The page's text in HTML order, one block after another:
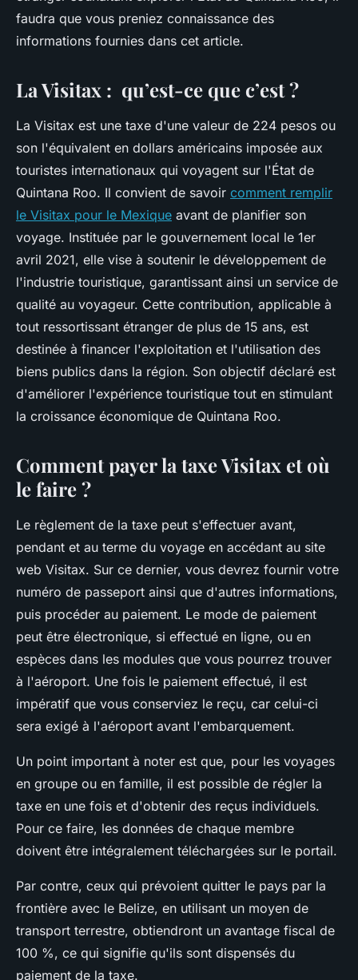
faudra que vous preniez connaissance des
informations fournies dans cet article.
La Visitax : qu’est-ce que c’est ?
La Visitax est une taxe d'une valeur de 224 pesos ou
son l'équivalent en dollars américains imposée aux
touristes internationaux qui voyagent sur l'État de
Quintana Roo. Il convient de savoir comment remplir
le Visitax pour le Mexique avant de planifier son
voyage. Instituée par le gouvernement local le 1er
avril 2021, elle vise à soutenir le développement de
l'industrie touristique, garantissant ainsi un service de
qualité au voyageur. Cette contribution, applicable à
tout ressortissant étranger de plus de 15 ans, est
destinée à financer l'exploitation et l'utilisation des
biens publics dans la région. Son objectif déclaré est
d'améliorer l'expérience touristique tout en stimulant
la croissance économique de Quintana Roo.
Comment payer la taxe Visitax et où
le faire ?
Le règlement de la taxe peut s'effectuer avant,
pendant et au terme du voyage en accédant au site
web Visitax. Sur ce dernier, vous devrez fournir votre
numéro de passeport ainsi que d'autres informations,
puis procéder au paiement. Le mode de paiement
peut être électronique, si effectué en ligne, ou en
espèces dans les modules que vous pourrez trouver
à l'aéroport. Une fois le paiement effectué, il est
impératif que vous conserviez le reçu, car celui-ci
sera exigé à l'aéroport avant l'embarquement.
Un point important à noter est que, pour les voyages
en groupe ou en famille, il est possible de régler la
taxe en une fois et d'obtenir des reçus individuels.
Pour ce faire, les données de chaque membre
doivent être intégralement téléchargées sur le portail.
Par contre, ceux qui prévoient quitter le pays par la
frontière avec le Belize, en utilisant un moyen de
transport terrestre, obtiendront un avantage fiscal de
100 %, ce qui signifie qu'ils sont dispensés du
paiement de la taxe.